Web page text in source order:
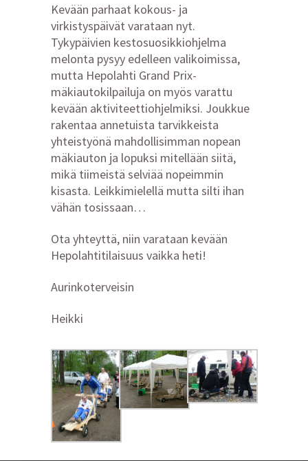
Kevään parhaat kokous- ja
virkistyspäivät varataan nyt.
Tykypäivien kestosuosikkiohjelma
melonta pysyy edelleen valikoimissa,
mutta Hepolahti Grand Prix-
mäkiautokilpailuja on myös varattu
kevään aktiviteettiohjelmiksi. Joukkue
rakentaa annetuista tarvikkeista
yhteistyönä mahdollisimman nopean
mäkiauton ja lopuksi mitellään siitä,
mikä tiimeistä selviää nopeimmin
kisasta. Leikkimielellä mutta silti ihan
vähän tosissaan…
Ota yhteyttä, niin varataan kevään
Hepolahtitilaisuus vaikka heti!
Aurinkoterveisin
Heikki